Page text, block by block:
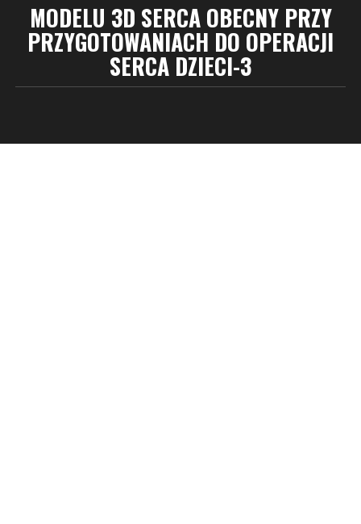
MODELU 3D SERCA OBECNY PRZY
PRZYGOTOWANIACH DO OPERACJI
SERCA DZIECI-3